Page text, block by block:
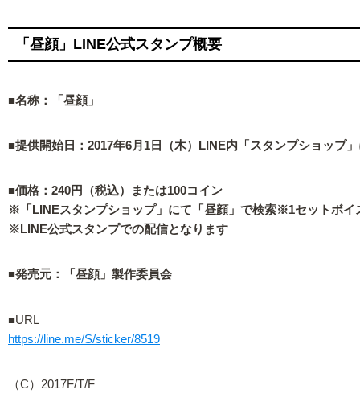
「昼顔」LINE公式スタンプ概要
■名称：「昼顔」
■提供開始日：2017年6月1日（木）LINE内「スタンプショップ
■価格：240円（税込）または100コイン
※「LINEスタンプショップ」にて「昼顔」で検索※1セットボイ
※LINE公式スタンプでの配信となります
■発売元：「昼顔」製作委員会
■URL
https://line.me/S/sticker/8519
（C）2017F/T/F